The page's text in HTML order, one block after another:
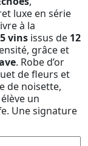
luxe en série
à la
vins issus de 12
grâce et
. Robe d’or
de fleurs et
de noisette,
un
Une signature